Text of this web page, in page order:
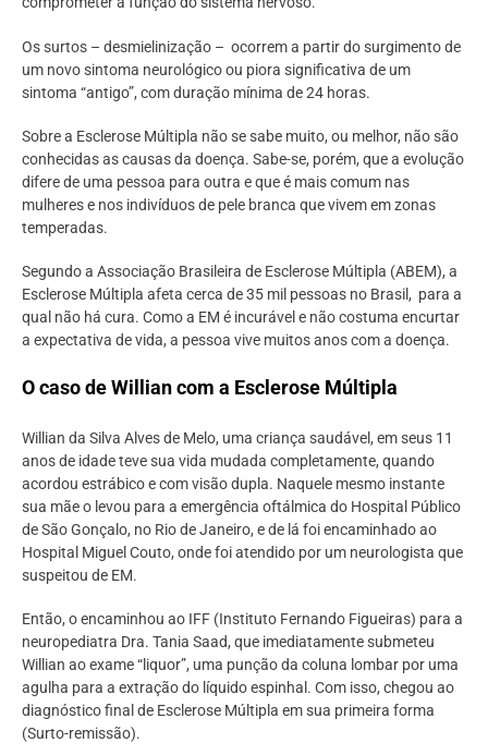
Os surtos – desmielinização – ocorrem a partir do surgimento de
um novo sintoma neurológico ou piora significativa de um
sintoma “antigo”, com duração mínima de 24 horas.
Sobre a Esclerose Múltipla não se sabe muito, ou melhor, não são
conhecidas as causas da doença. Sabe-se, porém, que a evolução
difere de uma pessoa para outra e que é mais comum nas
mulheres e nos indivíduos de pele branca que vivem em zonas
temperadas.
Segundo a Associação Brasileira de Esclerose Múltipla (ABEM), a
Esclerose Múltipla afeta cerca de 35 mil pessoas no Brasil, para a
qual não há cura. Como a EM é incurável e não costuma encurtar
a expectativa de vida, a pessoa vive muitos anos com a doença.
O caso de Willian com a Esclerose Múltipla
Willian da Silva Alves de Melo, uma criança saudável, em seus 11
anos de idade teve sua vida mudada completamente, quando
acordou estrábico e com visão dupla. Naquele mesmo instante
sua mãe o levou para a emergência oftálmica do Hospital Público
de São Gonçalo, no Rio de Janeiro, e de lá foi encaminhado ao
Hospital Miguel Couto, onde foi atendido por um neurologista que
suspeitou de EM.
Então, o encaminhou ao IFF (Instituto Fernando Figueiras) para a
neuropediatra Dra. Tania Saad, que imediatamente submeteu
Willian ao exame “liquor”, uma punção da coluna lombar por uma
agulha para a extração do líquido espinhal. Com isso, chegou ao
diagnóstico final de Esclerose Múltipla em sua primeira forma
(Surto-remissão).